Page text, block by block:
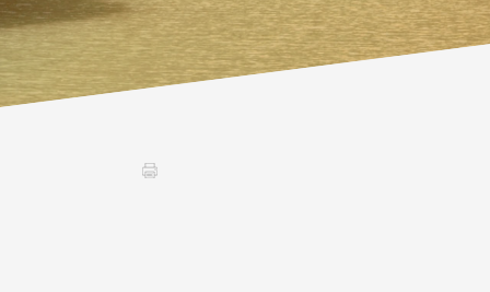
The region
events
Vinum Montis
Assemblées générales & Statuts